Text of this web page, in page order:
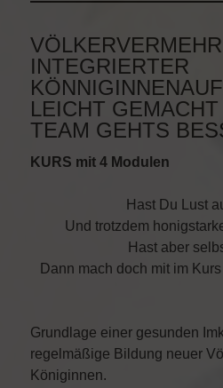
INTEGRIERTER
LEICHT
TEAM GEHTS
KURS mit 4 Modulen
Hast Du Lust
Und trotzdem
Hast aber
Dann mach doch mit im
Grundlage einer gesunden
regelmäßige Bildung neuer
Königinnen.